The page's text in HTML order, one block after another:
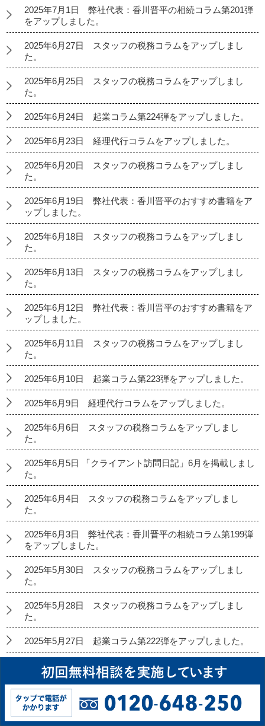
2025年7月1日 弊社代表：香川晋平の相続コラム第201弾
をアップしました。
2025年6月27日 スタッフの税務コラムをアップしまし
た。
2025年6月25日 スタッフの税務コラムをアップしまし
た。
2025年6月24日 起業コラム第224弾をアップしました。
2025年6月23日 経理代行コラムをアップしました。
2025年6月20日 スタッフの税務コラムをアップしまし
た。
2025年6月19日 弊社代表：香川晋平のおすすめ書籍をア
ップしました。
2025年6月18日 スタッフの税務コラムをアップしまし
た。
2025年6月13日 スタッフの税務コラムをアップしまし
た。
2025年6月12日 弊社代表：香川晋平のおすすめ書籍をア
ップしました。
2025年6月11日 スタッフの税務コラムをアップしまし
た。
2025年6月10日 起業コラム第223弾をアップしました。
2025年6月9日 経理代行コラムをアップしました。
2025年6月6日 スタッフの税務コラムをアップしまし
た。
2025年6月5日 「クライアント訪問日記」6月を掲載しまし
た。
2025年6月4日 スタッフの税務コラムをアップしまし
た。
2025年6月3日 弊社代表：香川晋平の相続コラム第199弾
をアップしました。
2025年5月30日 スタッフの税務コラムをアップしまし
た。
2025年5月28日 スタッフの税務コラムをアップしまし
た。
2025年5月27日 起業コラム第222弾をアップしました。
2025年5月26日 経理代行コラムをアップしました。
2025年5月23日 スタッフの税務コラムをアップしまし
た。